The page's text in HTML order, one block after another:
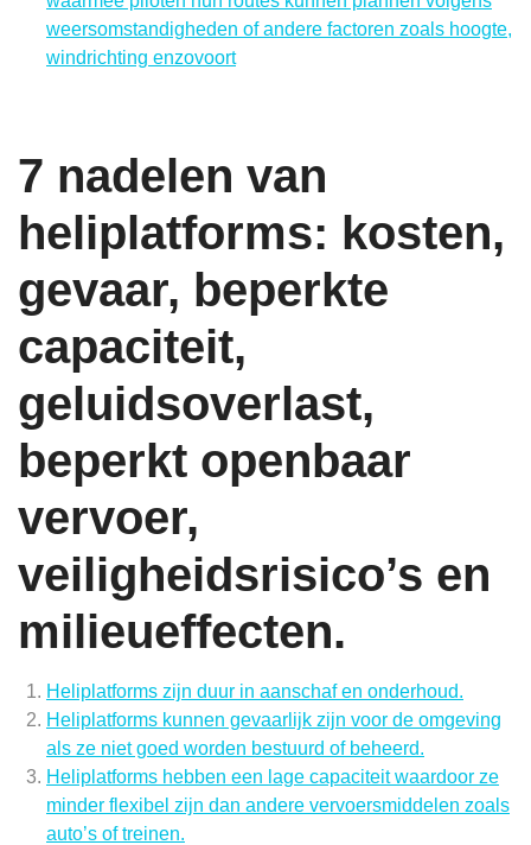
weersomstandigheden of andere factoren zoals hoogte,
windrichting enzovoort
7 nadelen van
heliplatforms: kosten,
gevaar, beperkte
capaciteit,
geluidsoverlast,
beperkt openbaar
vervoer,
veiligheidsrisico’s en
milieueffecten.
Heliplatforms zijn duur in aanschaf en onderhoud.
Heliplatforms kunnen gevaarlijk zijn voor de omgeving
als ze niet goed worden bestuurd of beheerd.
Heliplatforms hebben een lage capaciteit waardoor ze
minder flexibel zijn dan andere vervoersmiddelen zoals
auto’s of treinen.